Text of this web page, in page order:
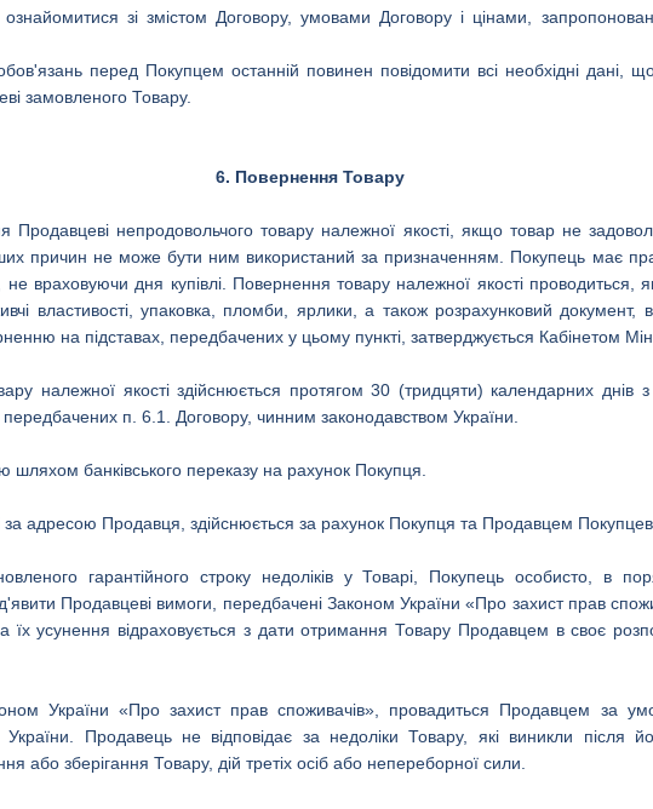
зі змістом Договору, умовами Договору і цінами,
перед Покупцем останній повинен повідомити всі необхідні дані,
замовленого Товару.
6. Повернення Товару
непродовольчого товару належної якості, якщо товар не
причин не може бути ним використаний за призначенням. Покупець має
не враховуючи дня купівлі. Повернення товару належної якості проводиться,
властивості, упаковка, пломби, ярлики, а також розрахунковий
на підставах, передбачених у цьому пункті, затверджується Кабінетом
належної якості здійснюється протягом 30 (тридцяти) календарних
п. 6.1. Договору, чинним законодавством України.
шляхом банківського переказу на рахунок Покупця.
адресою Продавця, здійснюється за рахунок Покупця та Продавцем Покупцеві
гарантійного строку недоліків у Товарі, Покупець особисто, в
Продавцеві вимоги, передбачені Законом України «Про захист прав
їх усунення відраховується з дати отримання Товару Продавцем в своє
України «Про захист прав споживачів», провадиться Продавцем за
Продавець не відповідає за недоліки Товару, які виникли після
або зберігання Товару, дій третіх осіб або непереборної сили.